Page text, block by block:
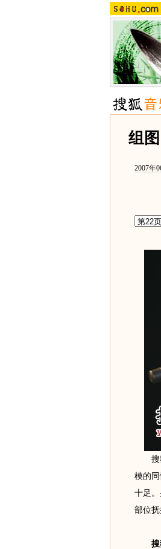
组
2007年
搜狐
模的
十足
部位抚
搜